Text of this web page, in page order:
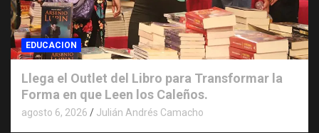
EDUCACION
Llega el Outlet del Libro para Transformar la
Forma en que Leen los Caleños.
agosto 6, 2026 Julián Andrés Camacho